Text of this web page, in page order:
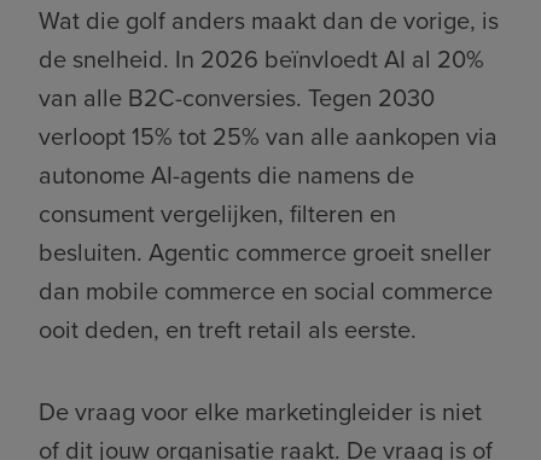
Wat die golf anders maakt dan de vorige, is
de snelheid. In 2026 beïnvloedt AI al 20%
van alle B2C-conversies. Tegen 2030
verloopt 15% tot 25% van alle aankopen via
autonome AI-agents die namens de
consument vergelijken, filteren en
besluiten. Agentic commerce groeit sneller
dan mobile commerce en social commerce
ooit deden, en treft retail als eerste.
De vraag voor elke marketingleider is niet
of dit jouw organisatie raakt. De vraag is of